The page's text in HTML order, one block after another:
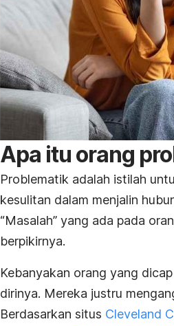
Apa itu orang
Problematik adalah istilah
kesulitan dalam menjalin
“Masalah” yang ada pada
berpikirnya.
Kebanyakan orang yang
dirinya. Mereka justru
Berdasarkan situs Cleveland